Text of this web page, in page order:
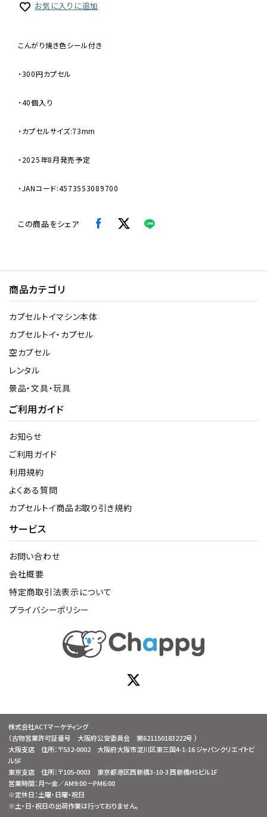
お気に入りに追加
こんがり焼き色シール付き
・300円カプセル
・40個入り
・カプセルサイズ:73mm
・2025年8月発売予定
・JANコード:4573553089700
この商品をシェア
商品カテゴリ
カプセルトイマシン本体
カプセルトイ・カプセル
空カプセル
レンタル
景品・文具・玩具
ご利用ガイド
お知らせ
ご利用ガイド
利用規約
よくある質問
カプセルトイ商品お取り引き規約
サービス
お問い合わせ
会社概要
特定商取引法表示について
プライバシーポリシー
株式会社ACTマーケティング
（古物営業許可証番号 大阪府公安委員会 第621150183222号 ）
大阪支店 住所：〒532-0002 大阪府大阪市淀川区東三国4-1-16 ジャパンクリエイトビ
ル5F
東京支店 住所：〒105-0003 東京都港区西新橋3-10-3 西新橋HSビル1F
営業時間：月～金／AM9:00－PM6:00
※定休日：土曜・日曜・祝日
※土・日・祝日の出荷作業は行っておりません。